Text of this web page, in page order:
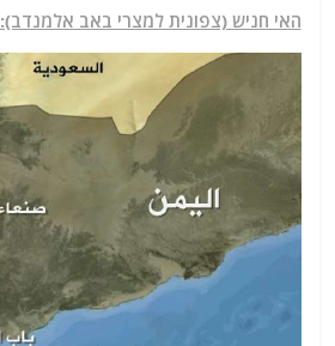
האי חניש (צפונית למצרי באב אלמנדב):